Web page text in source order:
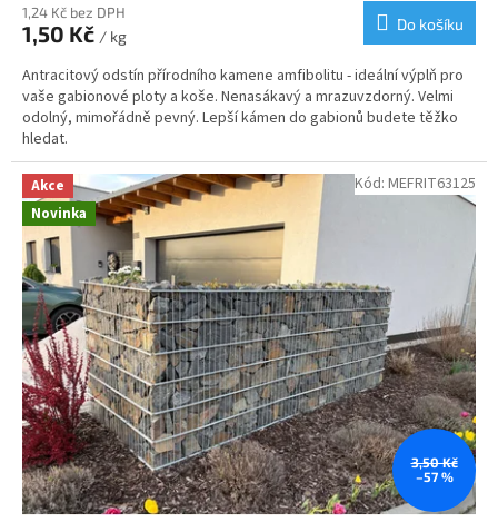
produktu
je
z
5
hvězdiček.
1,24 Kč bez DPH
1,50 Kč / kg
Do košíku
Antracitový odstín přírodního kamene amfibolitu - ideální výplň pro
vaše gabionové ploty a koše. Nenasákavý a mrazuvzdorný. Velmi
odolný, mimořádně pevný. Lepší kámen do gabionů budete těžko
hledat.
Akce
Novinka
3,50 Kč
–57 %
Kód: MEFRIT63125